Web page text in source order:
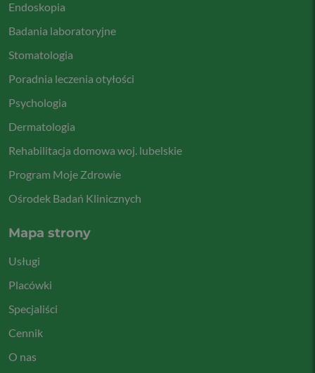
Endoskopia
Badania laboratoryjne
Stomatologia
Poradnia leczenia otyłości
Psychologia
Dermatologia
Rehabilitacja domowa woj. lubelskie
Program Moje Zdrowie
Ośrodek Badań Klinicznych
Mapa strony
Usługi
Placówki
Specjaliści
Cennik
O nas